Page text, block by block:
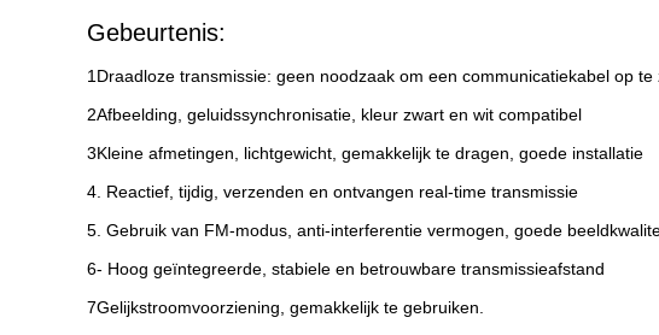
Gebeurtenis:
1Draadloze transmissie: geen noodzaak om een communicatiekabel op te
2Afbeelding, geluidssynchronisatie, kleur zwart en wit compatibel
3Kleine afmetingen, lichtgewicht, gemakkelijk te dragen, goede installatie
4. Reactief, tijdig, verzenden en ontvangen real-time transmissie
5. Gebruik van FM-modus, anti-interferentie vermogen, goede
6- Hoog geïntegreerde, stabiele en betrouwbare transmissieafstand
7Gelijkstroomvoorziening, gemakkelijk te gebruiken.